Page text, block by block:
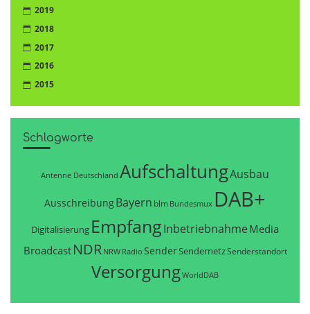
2019
2018
2017
2016
2015
Schlagworte
Antenne Deutschland AufschaltungAusbau
AusschreibungBayern blm Bundesmux DAB+
Digitalisierung EmpfangInbetriebnahme Media
Broadcast NDR NRW Radio SenderSendernetzSenderstandort
VersorgungWorldDAB